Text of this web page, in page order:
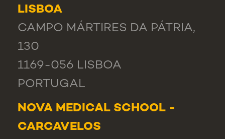
LISBOA
CAMPO MÁRTIRES DA PÁTRIA,
130
1169-056 LISBOA
PORTUGAL
NOVA MEDICAL SCHOOL -
CARCAVELOS